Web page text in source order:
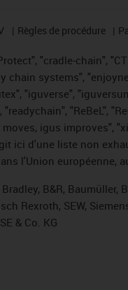
Règles de procédure
"cradle-chain",
systems",
"iguverse",
"ReBeL",
igus improves",
ici d'une liste non
l'Union européenne,
B&R, Baumüller,
Rexroth, SEW,
& Co. KG